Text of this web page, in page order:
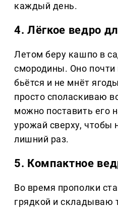
каждый день.
4. Лёгкое ведро
Летом беру кашпо в
смородины. Оно почти
бьётся и не мнёт
просто споласкиваю
можно поставить его
урожай сверху, чтобы
лишний раз.
5. Компактное
Во время прополки
грядкой и складываю